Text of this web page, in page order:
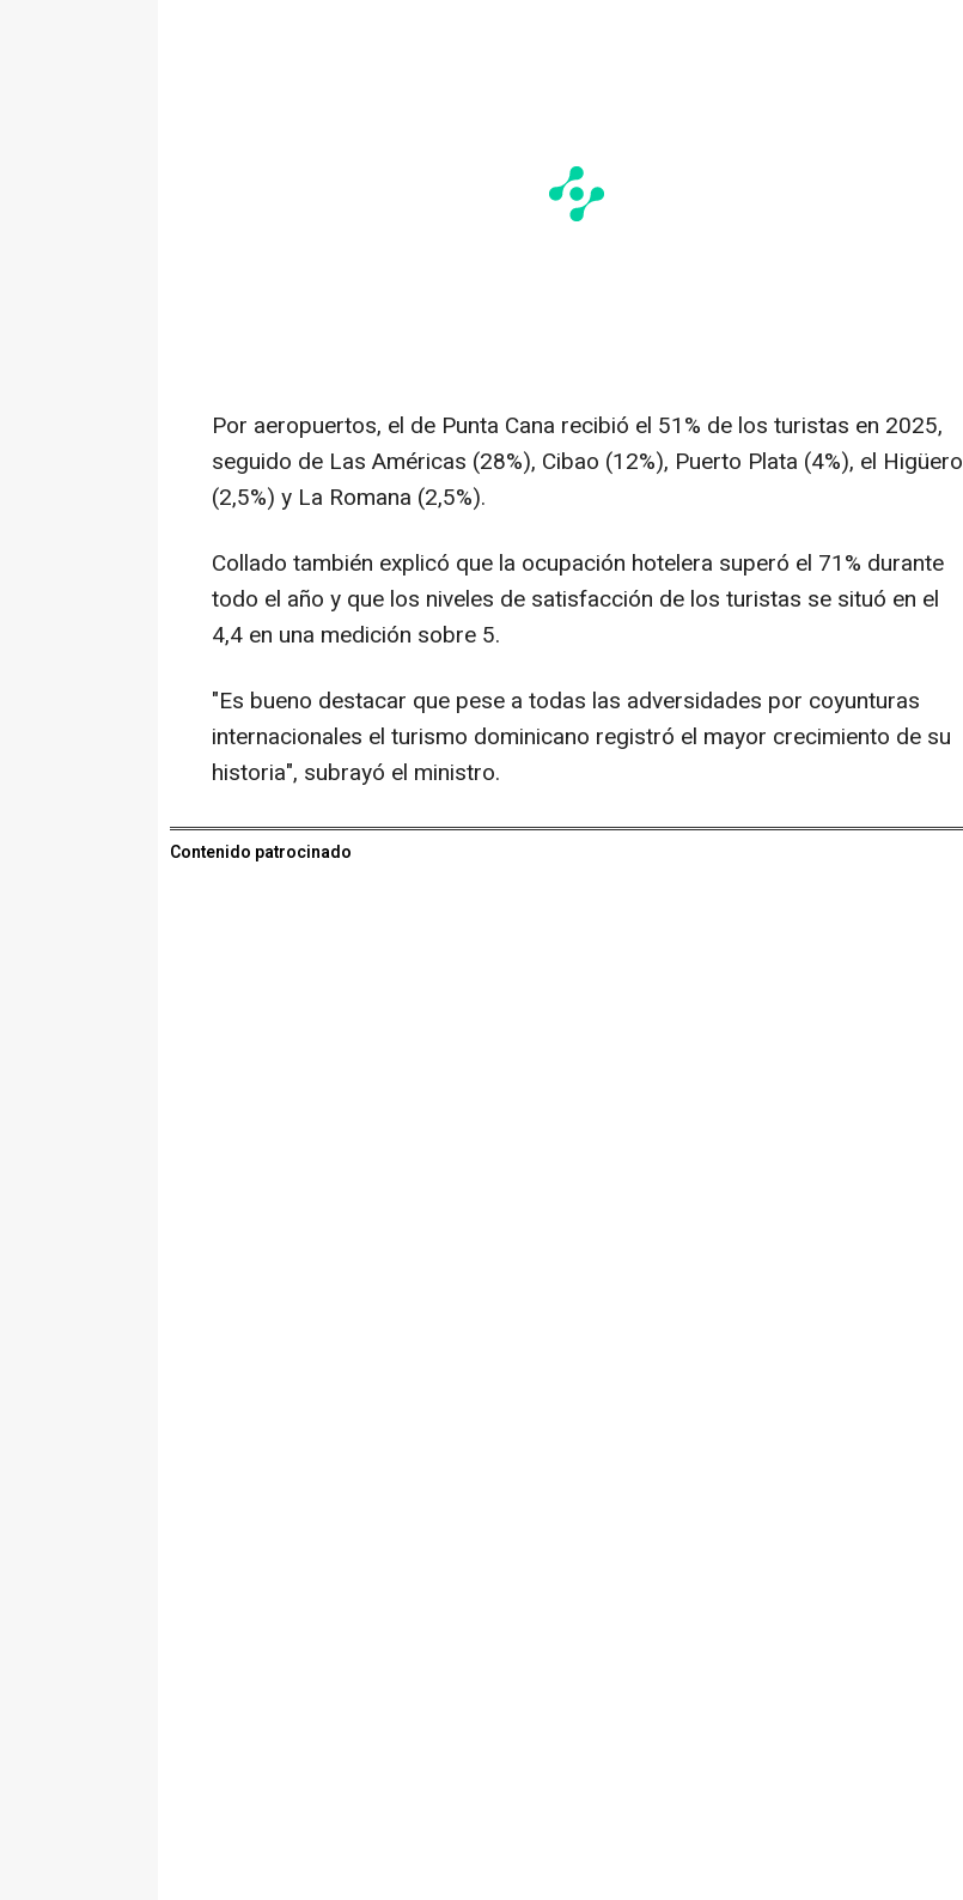
Por aeropuertos, el de Punta Cana recibió el 51% de los turistas en 2025,
seguido de Las Américas (28%), Cibao (12%), Puerto Plata (4%), el Higüero
(2,5%) y La Romana (2,5%).
Collado también explicó que la ocupación hotelera superó el 71% durante
todo el año y que los niveles de satisfacción de los turistas se situó en el
4,4 en una medición sobre 5.
"Es bueno destacar que pese a todas las adversidades por coyunturas
internacionales el turismo dominicano registró el mayor crecimiento de su
historia", subrayó el ministro.
Contenido patrocinado